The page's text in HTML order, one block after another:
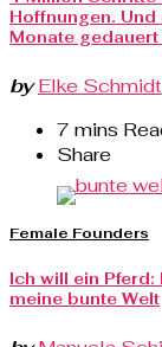
Hoffnungen.
Monate gedauert
by Elke Schmidt
7 mins
Share
Female Founders
Ich will ein Pferd:
meine bunte Welt